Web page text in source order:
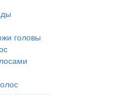
головы